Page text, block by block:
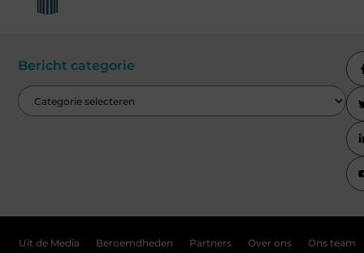
Bericht categorie
Uit de Media Beroemdheden Partners Over ons Ons team